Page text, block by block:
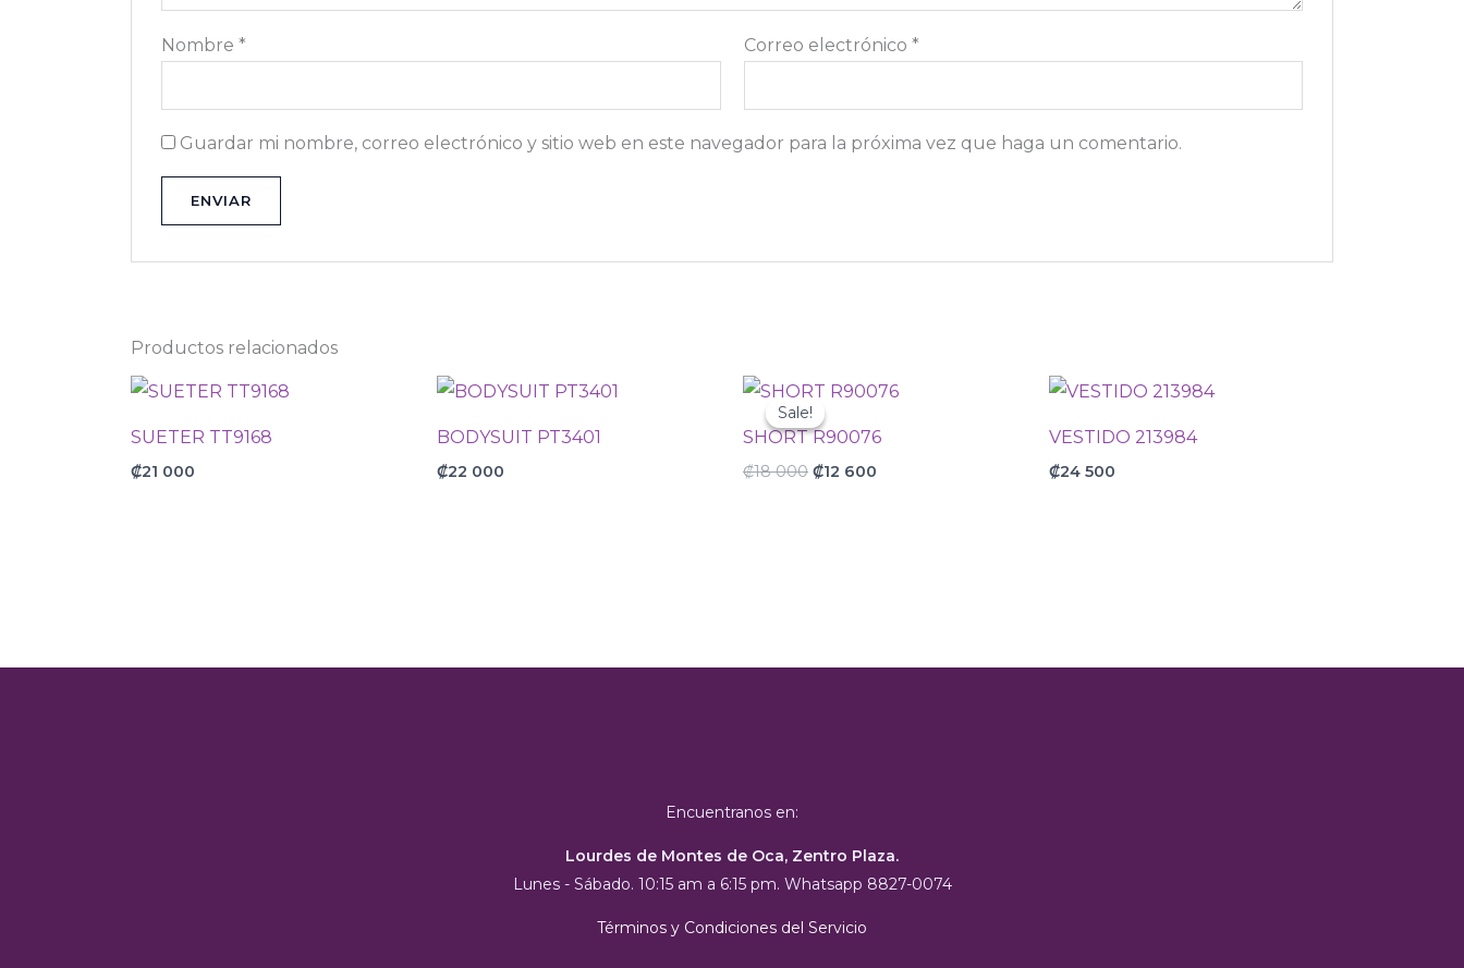
Nombre * Correo electrónico *
Guardar mi nombre, correo electrónico y sitio web en este navegador para la próxima vez que haga un comentario.
Productos relacionados
SUETER TT9168
₡21 000
BODYSUIT PT3401
₡22 000
Sale!
Sale!
SHORT R90076
₡18 000
Original
price
was:
₡18
000.
₡12 600
Current
price
₡12
VESTIDO 213984
₡24 500
Encuentranos en:
Lourdes de Montes de Oca, Zentro Plaza.
Lunes - Sábado. 10:15 am a 6:15 pm. Whatsapp 8827-0074
Términos y Condiciones del Servicio